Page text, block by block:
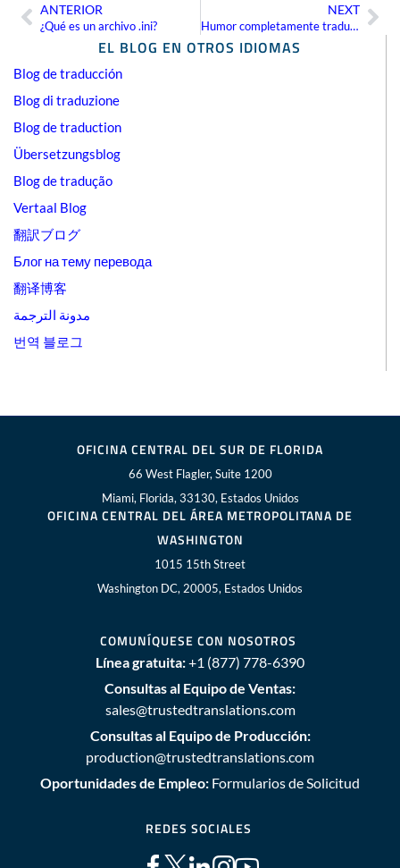
EL BLOG EN OTROS IDIOMAS
Blog de traducción
Blog di traduzione
Blog de traduction
Übersetzungsblog
Blog de tradução
Vertaal Blog
翻訳ブログ
Блог на тему перевода
翻译博客
مدونة الترجمة
번역 블로그
AntANTERIOR
¿Qué es un archivo .ini?
NEXT
Humor completamente traducible
OFICINA CENTRAL DEL SUR DE FLORIDA
66 West Flagler, Suite 1200
Miami, Florida, 33130, Estados Unidos
OFICINA CENTRAL DEL ÁREA METROPOLITANA DE
WASHINGTON
1015 15th Street
Washington DC, 20005, Estados Unidos
COMUNÍQUESE CON NOSOTROS
Línea gratuita:+1 (877) 778-6390
Consultas al Equipo de Ventas:
sales@trustedtranslations.com
Consultas al Equipo de Producción:
production@trustedtranslations.com
Oportunidades de Empleo: Formularios de Solicitud
REDES SOCIALES